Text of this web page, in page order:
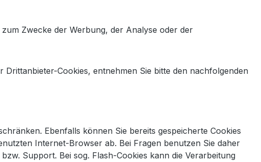
Zwecke der Werbung, der Analyse oder der
Cookies, entnehmen Sie bitte den nachfolgenden
Ebenfalls können Sie bereits gespeicherte Cookies
Internet-Browser ab. Bei Fragen benutzen Sie daher
Support. Bei sog. Flash-Cookies kann die Verarbeitung